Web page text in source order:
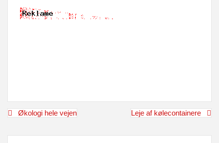
Indlægsnavigation
Økologi hele vejen Leje af kølecontainere